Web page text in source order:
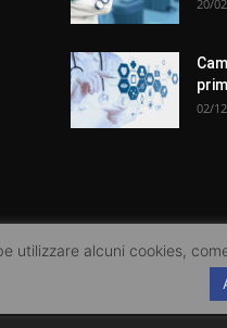
20/
02/
utilizzare alcuni cookies,